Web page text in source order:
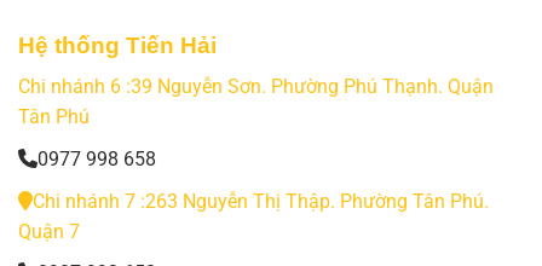
Hệ thống Tiến Hải
Chi nhánh 6 :39 Nguyễn Sơn. Phường Phú Thạnh. Quận
Tân Phú
0977 998 658
Chi nhánh 7 :263 Nguyễn Thị Thập. Phường Tân Phú.
Quận 7